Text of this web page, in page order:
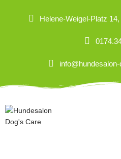
Helene-Weigel-Platz